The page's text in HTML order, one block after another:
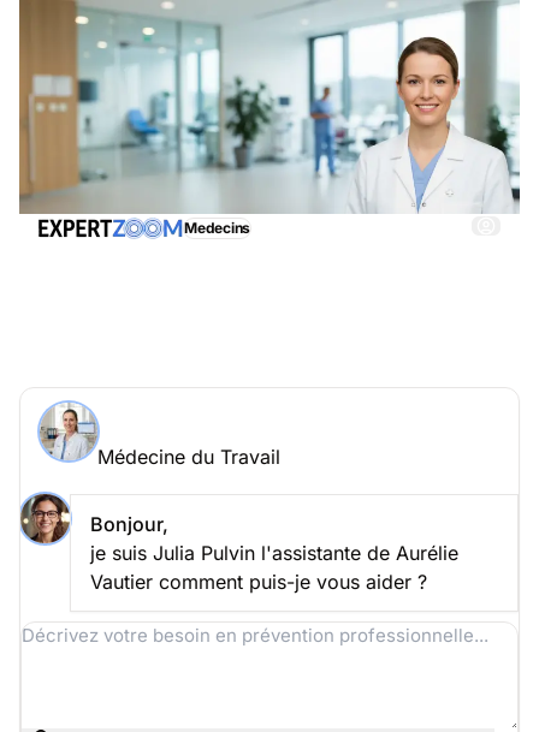
Medecins
Posez votre question à Aurélie Vautier
Médecine du Travail
Bonjour,
je suis Julia Pulvin l'assistante de Aurélie
Vautier comment puis-je vous aider ?